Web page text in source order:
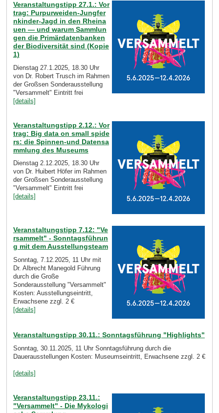
Veranstaltungstipp 27.1.: Vor
trag: Purpurweiden-Jungfer
nkinder-Jagd in den Rheina
uen — und warum Sammlun
gen die Primärdatenbanken
der Biodiversität sind (Kopie
1)
Dienstag 27.1.2025, 18.30 Uhr
von Dr. Robert Trusch im Rahmen
der Großsen Sonderausstellung
"Versammelt" Eintritt frei
[details]
Veranstaltungstipp 2.12.: Vor
trag: Big data on small spide
rs: die Spinnen-und Datensa
mmlung des Museums
Dienstag 2.12.2025, 18.30 Uhr
von Dr. Huibert Höfer im Rahmen
der Großsen Sonderausstellung
"Versammelt" Eintritt frei
[details]
Veranstaltungstipp 7.12: "Ve
rsammelt" - Sonntagsführun
g mit dem Ausstellungsteam
Sonntag, 7.12.2025, 11 Uhr mit
Dr. Albrecht Manegold Führung
durch die Große
Sonderausstellung "Versammelt"
Kosten: Ausstellungseintritt,
Erwachsene zzgl. 2 €
[details]
Veranstaltungstipp 30.11.: Sonntagsführung "Highlights"
Sonntag, 30.11.2025, 11 Uhr Sonntagsführung durch die
Dauerausstellungen Kosten: Museumseintritt, Erwachsene zzgl. 2 €
[details]
Veranstaltungstipp 23.11.:
"Versammelt" - Die Mykologi